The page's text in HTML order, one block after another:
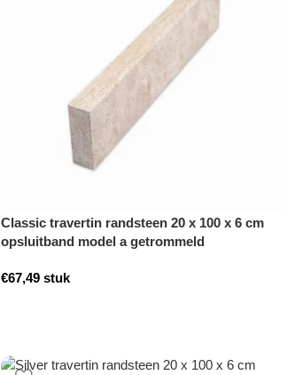
Classic travertin randsteen 20 x 100 x 6 cm
opsluitband model a getrommeld
€67,49 stuk